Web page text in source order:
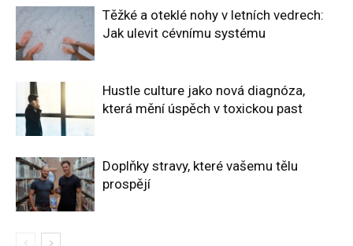
Těžké a oteklé nohy v letních vedrech:
Jak ulevit cévnímu systému
Hustle culture jako nová diagnóza,
která mění úspěch v toxickou past
Doplňky stravy, které vašemu tělu
prospějí